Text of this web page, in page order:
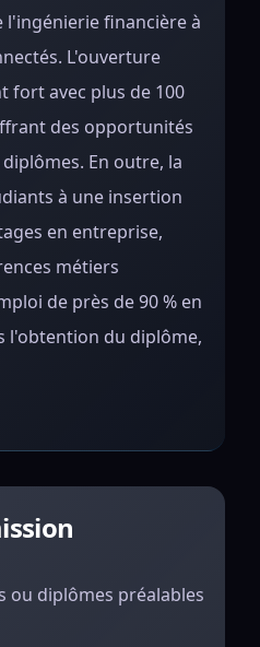
l'ingénierie financière à
L'ouverture
fort avec plus de 100
des opportunités
En outre, la
à une insertion
en entreprise,
métiers
de près de 90 % en
l'obtention du diplôme,
ou diplômes préalables